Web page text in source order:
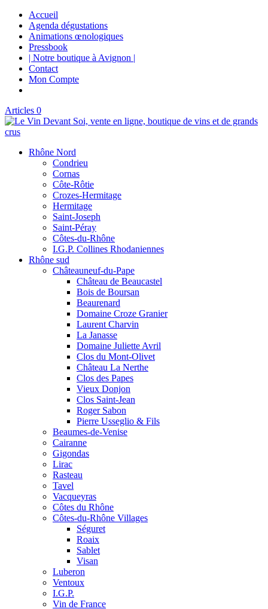
Accueil
Agenda dégustations
Animations œnologiques
Pressbook
| Notre boutique à Avignon |
Contact
Mon Compte
Articles 0
Rhône Nord
Condrieu
Cornas
Côte-Rôtie
Crozes-Hermitage
Hermitage
Saint-Joseph
Saint-Péray
Côtes-du-Rhône
I.G.P. Collines Rhodaniennes
Rhône sud
Châteauneuf-du-Pape
Château de Beaucastel
Bois de Boursan
Beaurenard
Domaine Croze Granier
Laurent Charvin
La Janasse
Domaine Juliette Avril
Clos du Mont-Olivet
Château La Nerthe
Clos des Papes
Vieux Donjon
Clos Saint-Jean
Roger Sabon
Pierre Usseglio & Fils
Beaumes-de-Venise
Cairanne
Gigondas
Lirac
Rasteau
Tavel
Vacqueyras
Côtes du Rhône
Côtes-du-Rhône Villages
Séguret
Roaix
Sablet
Visan
Luberon
Ventoux
I.G.P.
Vin de France